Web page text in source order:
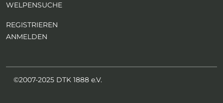
WELPENSUCHE
REGISTRIEREN
ANMELDEN
©2007-2025 DTK 1888 e.V.